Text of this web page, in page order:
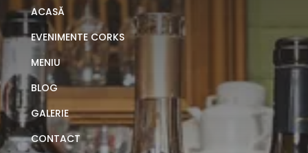
ACASĂ
EVENIMENTE CORKS
MENIU
BLOG
GALERIE
CONTACT